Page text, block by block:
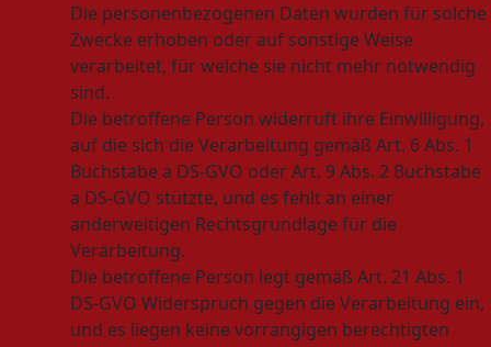
Die personenbezogenen Daten wurden für solche
Zwecke erhoben oder auf sonstige Weise
verarbeitet, für welche sie nicht mehr notwendig
sind.
Die betroffene Person widerruft ihre Einwilligung,
auf die sich die Verarbeitung gemäß Art. 6 Abs. 1
Buchstabe a DS-GVO oder Art. 9 Abs. 2 Buchstabe
a DS-GVO stützte, und es fehlt an einer
anderweitigen Rechtsgrundlage für die
Verarbeitung.
Die betroffene Person legt gemäß Art. 21 Abs. 1
DS-GVO Widerspruch gegen die Verarbeitung ein,
und es liegen keine vorrangigen berechtigten